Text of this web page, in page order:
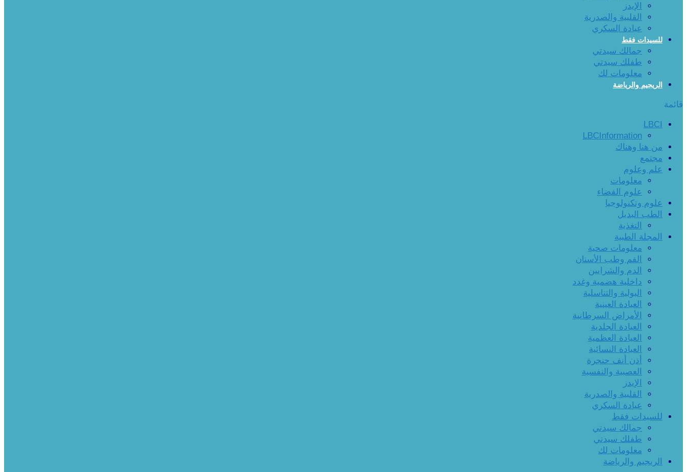
الإيدز
القلبية والصدرية
عيادة السكري
للسيدات فقط
جمالك سيدتي
طفلك سيدتي
معلومات لك
الريجيم والرياضة
قائمة
LBCI
LBCInformation
من هنا وهناك
مجتمع
علم وعلوم
معلومات
علوم الفضاء
علوم وتكنولوجيا
الطب البديل
التغذية
المجلة الطبية
معلومات صحية
الفم وطب الأسنان
الدم والشرايين
داخلية هضمية وغدد
البولية والتناسلية
العيادة العينية
الأمراض السرطانية
العيادة الجلدية
العيادة العظمية
العيادة النسائية
أذن أنف حنجرة
العصبية والنفسية
الإيدز
القلبية والصدرية
عيادة السكري
للسيدات فقط
جمالك سيدتي
طفلك سيدتي
معلومات لك
الريجيم والرياضة